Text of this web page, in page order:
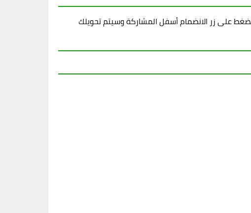
على زر الانضمام أسفل المشاركة وسيتم تحويلك